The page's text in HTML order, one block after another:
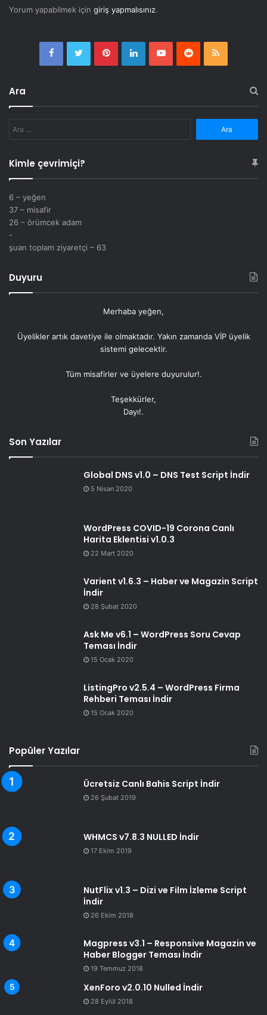
Yorum yapabilmek için giriş yapmalısınız.
FacebookTwitterPinterestLinkedInYouTubeRedditRSS
Ara
Kimle çevrimiçi?
6 – yeğen
37 – misafir
26 – örümcek adam
-
şuan toplam ziyaretçi – 63
Duyuru
Merhaba yeğen,
Üyelikler artık davetiye ile olmaktadır. Yakın zamanda VİP üyelik
sistemi gelecektir.
Tüm misafirler ve üyelere duyurulur!.
Teşekkürler,
Dayı!.
Son Yazılar
Global DNS v1.0 – DNS Test Script İndir
5 Nisan 2020
WordPress COVID-19 Corona Canlı
Harita Eklentisi v1.0.3
22 Mart 2020
Varient v1.6.3 – Haber ve Magazin Script
İndir
28 Şubat 2020
Ask Me v6.1 – WordPress Soru Cevap
Teması İndir
15 Ocak 2020
ListingPro v2.5.4 – WordPress Firma
Rehberi Teması İndir
15 Ocak 2020
Popüler Yazılar
Ücretsiz Canlı Bahis Script İndir
26 Şubat 2019
WHMCS v7.8.3 NULLED İndir
17 Ekim 2019
NutFlix v1.3 – Dizi ve Film İzleme Script
İndir
26 Ekim 2018
Magpress v3.1 – Responsive Magazin ve
Haber Blogger Teması İndir
19 Temmuz 2018
XenForo v2.0.10 Nulled İndir
28 Eylül 2018